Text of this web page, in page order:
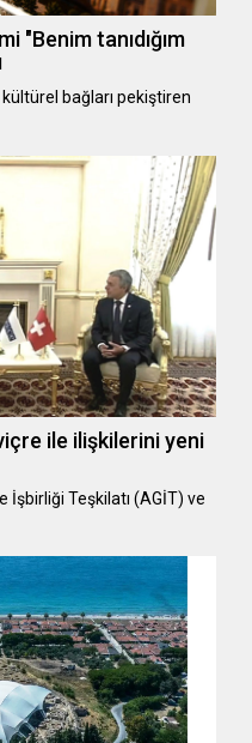
"Benim tanıdığım
bağları pekiştiren
ile ilişkilerini yeni
İşbirliği Teşkilatı (AGİT) ve